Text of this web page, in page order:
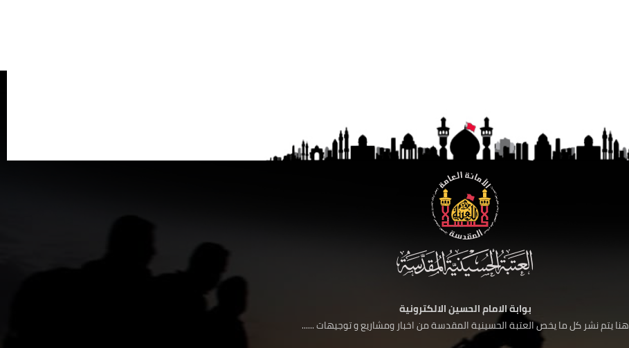
بوابة الامام الحسين الالكترونية
هنا يتم نشر كل ما يخص العتبة الحسينية المقدسة من اخبار ومشاريع و توجيهات ......